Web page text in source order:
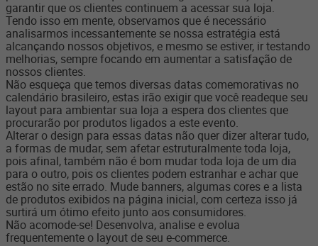
garantir que os clientes continuem a acessar sua loja.
Tendo isso em mente, observamos que é necessário
analisarmos incessantemente se nossa estratégia está
alcançando nossos objetivos, e mesmo se estiver, ir testando
melhorias, sempre focando em aumentar a satisfação de
nossos clientes.
Não esqueça que temos diversas datas comemorativas no
calendário brasileiro, estas irão exigir que você readeque seu
layout para ambientar sua loja a espera dos clientes que
procurarão por produtos ligados a este evento.
Alterar o design para essas datas não quer dizer alterar tudo,
a formas de mudar, sem afetar estruturalmente toda loja,
pois afinal, também não é bom mudar toda loja de um dia
para o outro, pois os clientes podem estranhar e achar que
estão no site errado. Mude banners, algumas cores e a lista
de produtos exibidos na página inicial, com certeza isso já
surtirá um ótimo efeito junto aos consumidores.
Não acomode­-se! Desenvolva, analise e evolua
frequentemente o layout de seu e­-commerce.